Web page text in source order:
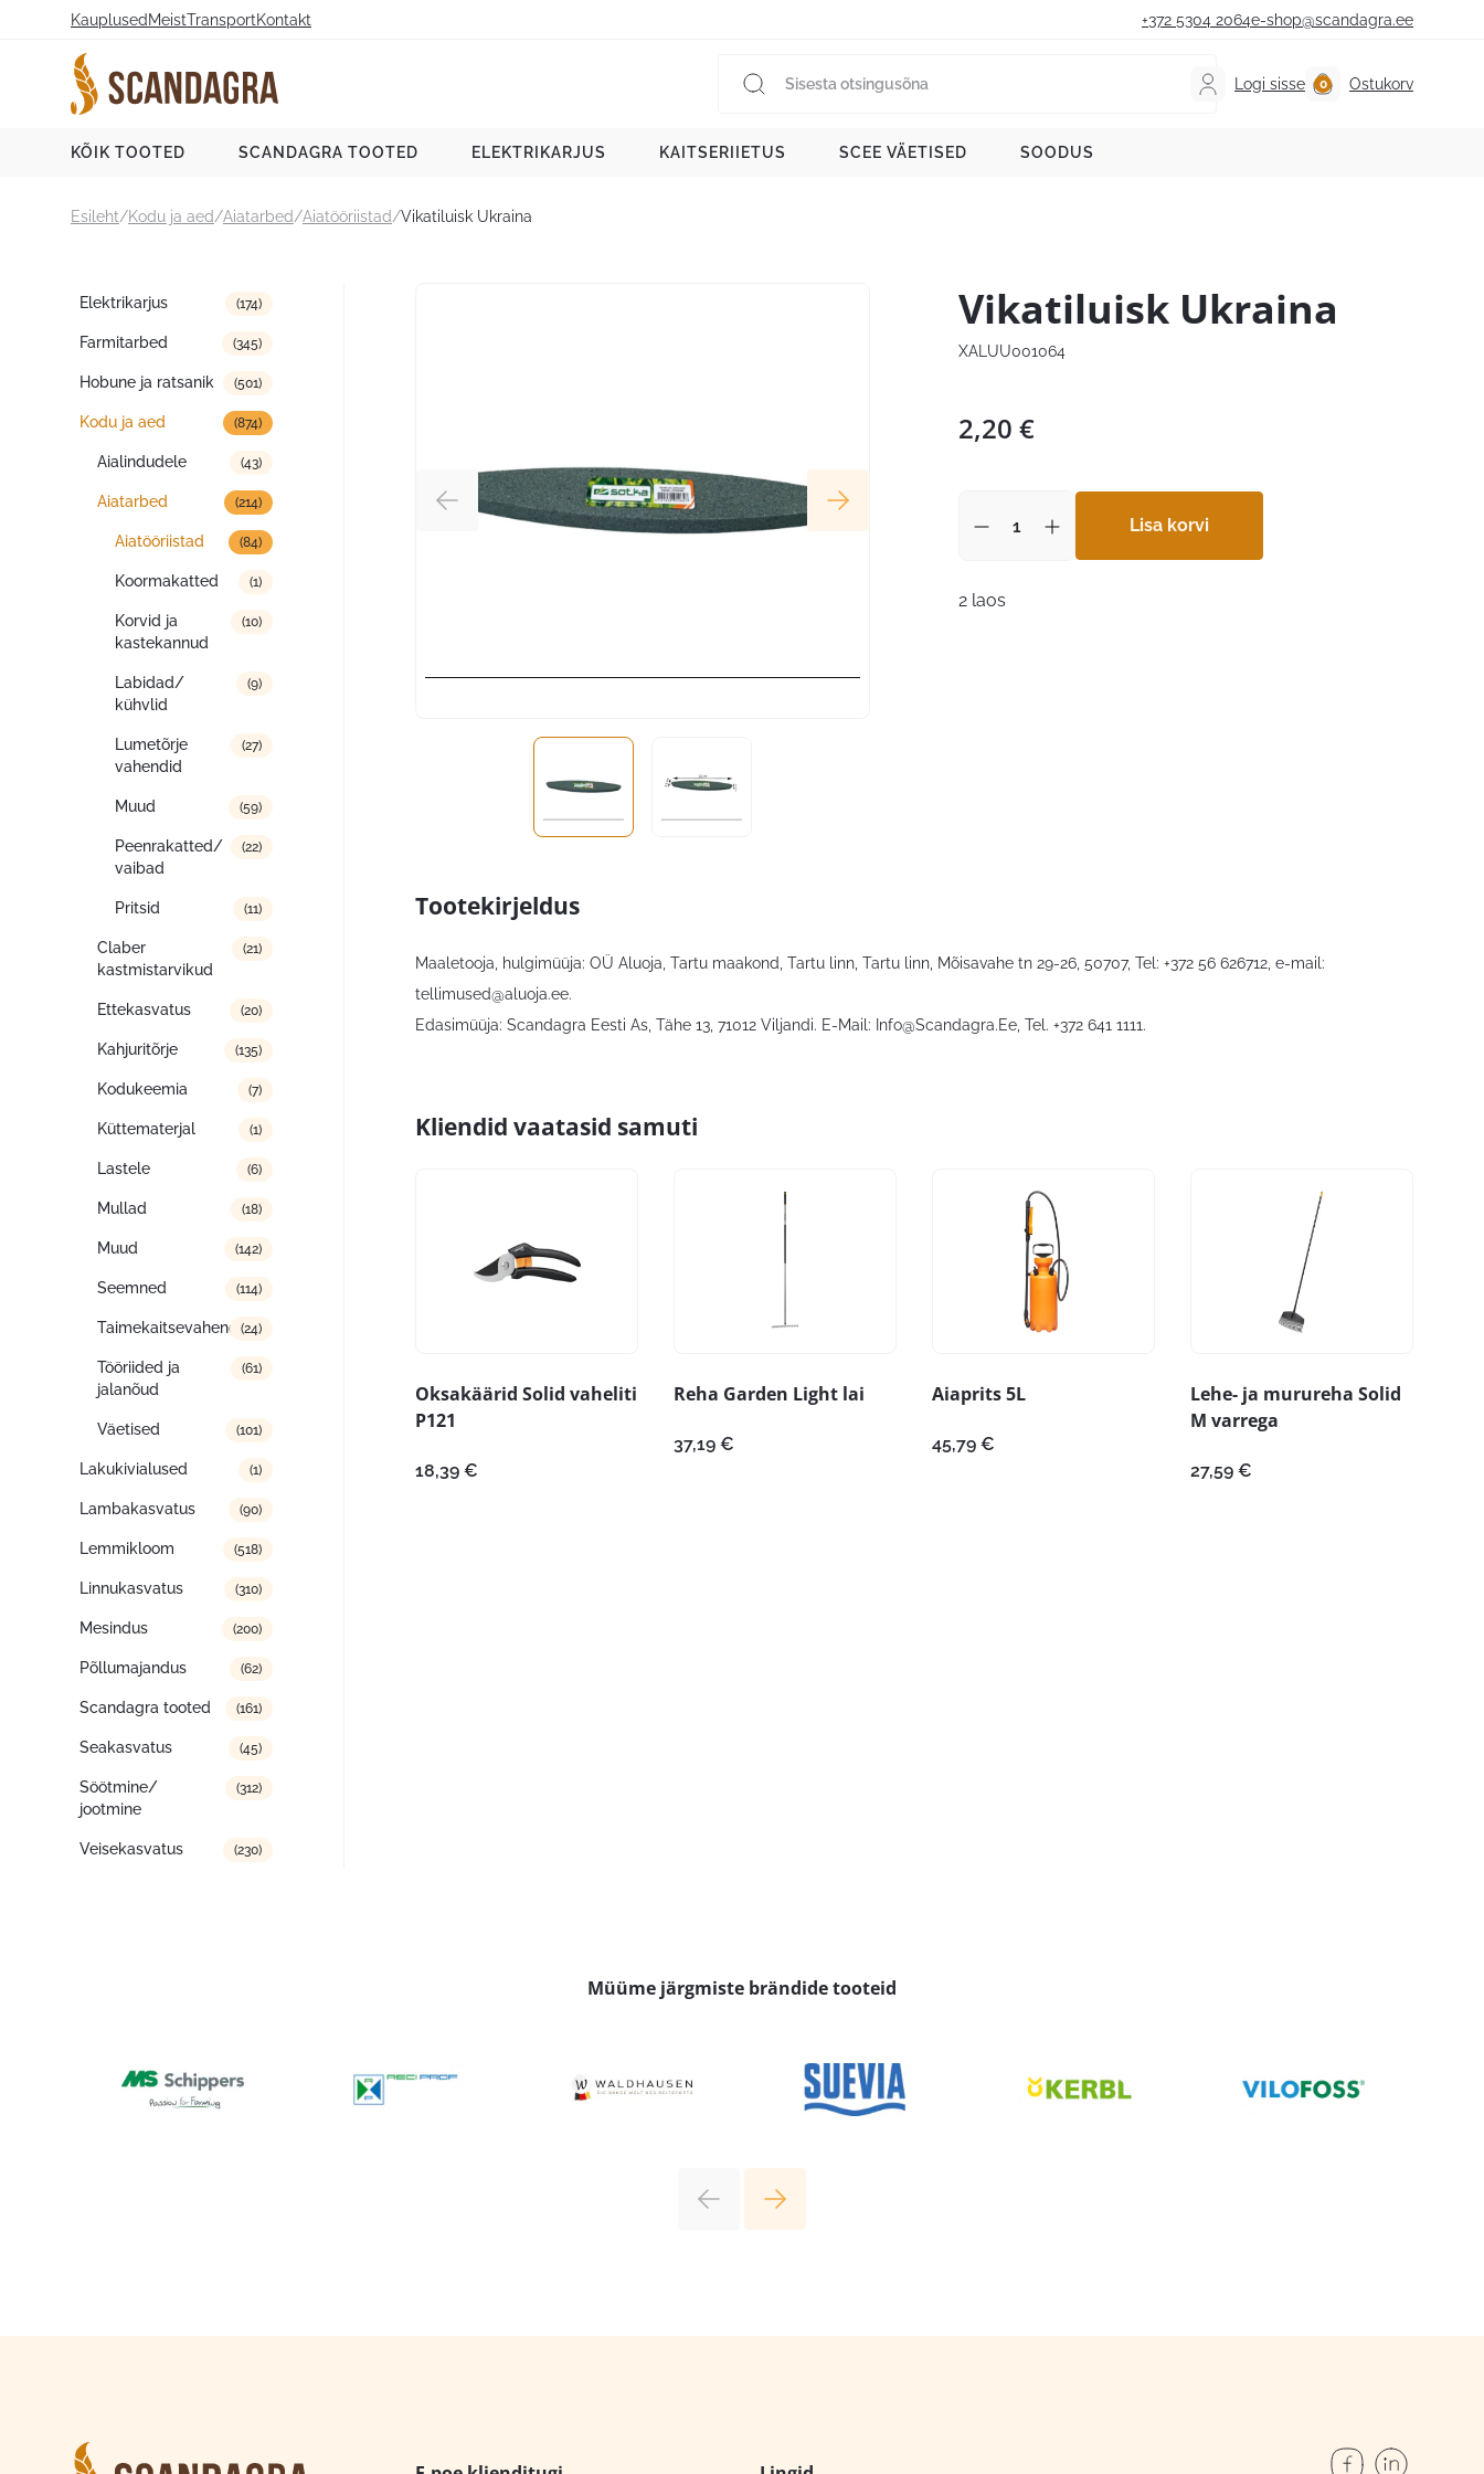
Kauplused MeistTransportKontakt +372 5304 2064e-shop@scandagra.ee
Logi sisse Ostukorv
KÕIK TOOTED SCANDAGRA TOOTED ELEKTRIKARJUS KAITSERIIETUS SCEE VÄETISED SOODUS
Esileht/Kodu ja aed/Aiatarbed/Aiatööriistad/Vikatiluisk Ukraina
Tootekategooriad
Elektrikarjus (174)
Farmitarbed (345)
Hobune ja ratsanik (501)
Kodu ja aed (874)
Aialindudele (43)
Aiatarbed (214)
Aiatööriistad (84)
Koormakatted (1)
Korvid ja
kastekannud
(10)
Labidad/
kühvlid
(9)
Lumetõrje
vahendid
(27)
Muud (59)
Peenrakatted/
vaibad
(22)
Pritsid (11)
Claber
kastmistarvikud
(21)
Ettekasvatus (20)
Kahjuritõrje (135)
Kodukeemia (7)
Küttematerjal (1)
Lastele (6)
Mullad (18)
Muud (142)
Seemned (114)
Taimekaitsevahendid(24)
Tööriided ja
jalanõud
(61)
Väetised (101)
Lakukivialused (1)
Lambakasvatus (90)
Lemmikloom (518)
Linnukasvatus (310)
Mesindus (200)
Põllumajandus (62)
Scandagra tooted (161)
Seakasvatus (45)
Söötmine/
jootmine
(312)
Veisekasvatus (230)
Vikatiluisk Ukraina
XALUU001064
2,20 €
Lisa korvi
2 laos
Tootekirjeldus
Maaletooja, hulgimüüja: OÜ Aluoja, Tartu maakond, Tartu linn, Tartu linn, Mõisavahe tn 29-26, 50707, Tel: +372 56 626712, e-mail:
tellimused@aluoja.ee.
Edasimüüja: Scandagra Eesti As, Tähe 13, 71012 Viljandi. E-Mail: Info@Scandagra.Ee , Tel. +372 641 1111.
Kliendid vaatasid samuti
Oksakäärid Solid vaheliti
P121
18,39 €
Reha Garden Light lai
37,19 €
Aiaprits 5L
45,79 €
Lehe- ja murureha Solid
M varrega
27,59 €
Müüme järgmiste brändide tooteid